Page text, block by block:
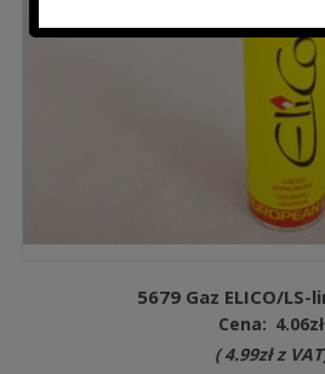
5679 Gaz ELICO/LS-
Cena: 4.06zł
( 4.99złz